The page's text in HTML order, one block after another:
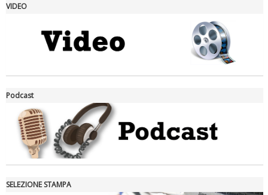
VIDEO
Podcast
SELEZIONE STAMPA